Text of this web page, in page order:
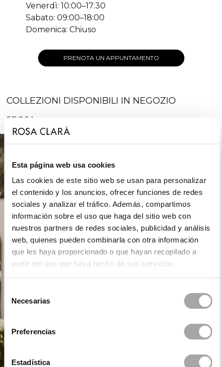
Esta página web usa cookies
Las cookies de este sitio web se usan para personalizar
el contenido y los anuncios, ofrecer funciones de redes
sociales y analizar el tráfico. Además, compartimos
información sobre el uso que haga del sitio web con
nuestros partners de redes sociales, publicidad y análisis
web, quienes pueden combinarla con otra información
que les haya proporcionado o que hayan recopilado a
partir del uso que haya hecho de sus servicios.
Necesarias
Preferencias
Estadística
Venerdì: 10:00–17:30
Sabato: 09:00–18:00
Domenica: Chiuso
PRENOTA UN APPUNTAMENTO
COLLEZIONI DISPONIBILI IN NEGOZIO
SPOSA